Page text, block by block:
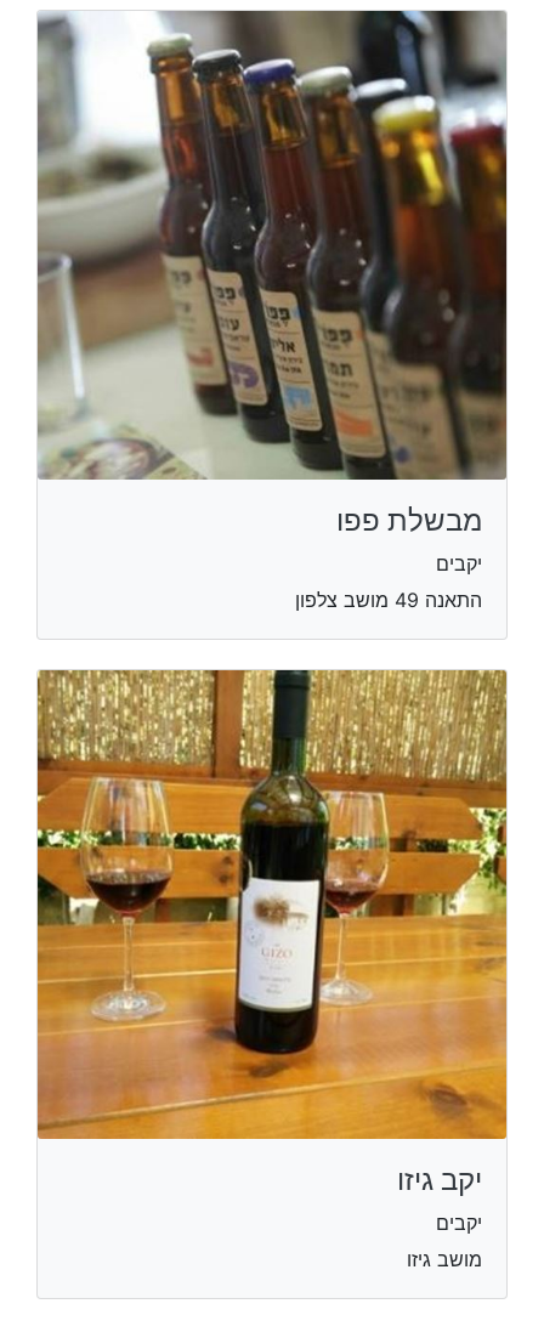
מבשלת פפו
יקבים
התאנה 49 מושב צלפון
יקב גיזו
יקבים
מושב גיזו